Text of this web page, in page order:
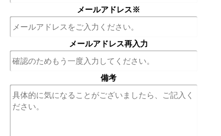
メールアドレス※
メールアドレス再入力
備考